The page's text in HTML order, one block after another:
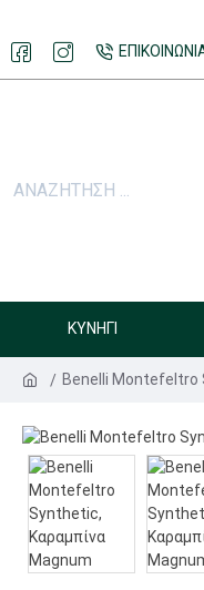
ΚΥΝΉΓΙ
Benelli Montefeltro